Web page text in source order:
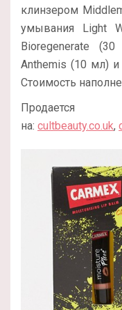
клинзером
умывания Light
Bioregenerate
Anthemis (10 мл)
Стоимость
Продается
на: cultbeauty.co.uk,